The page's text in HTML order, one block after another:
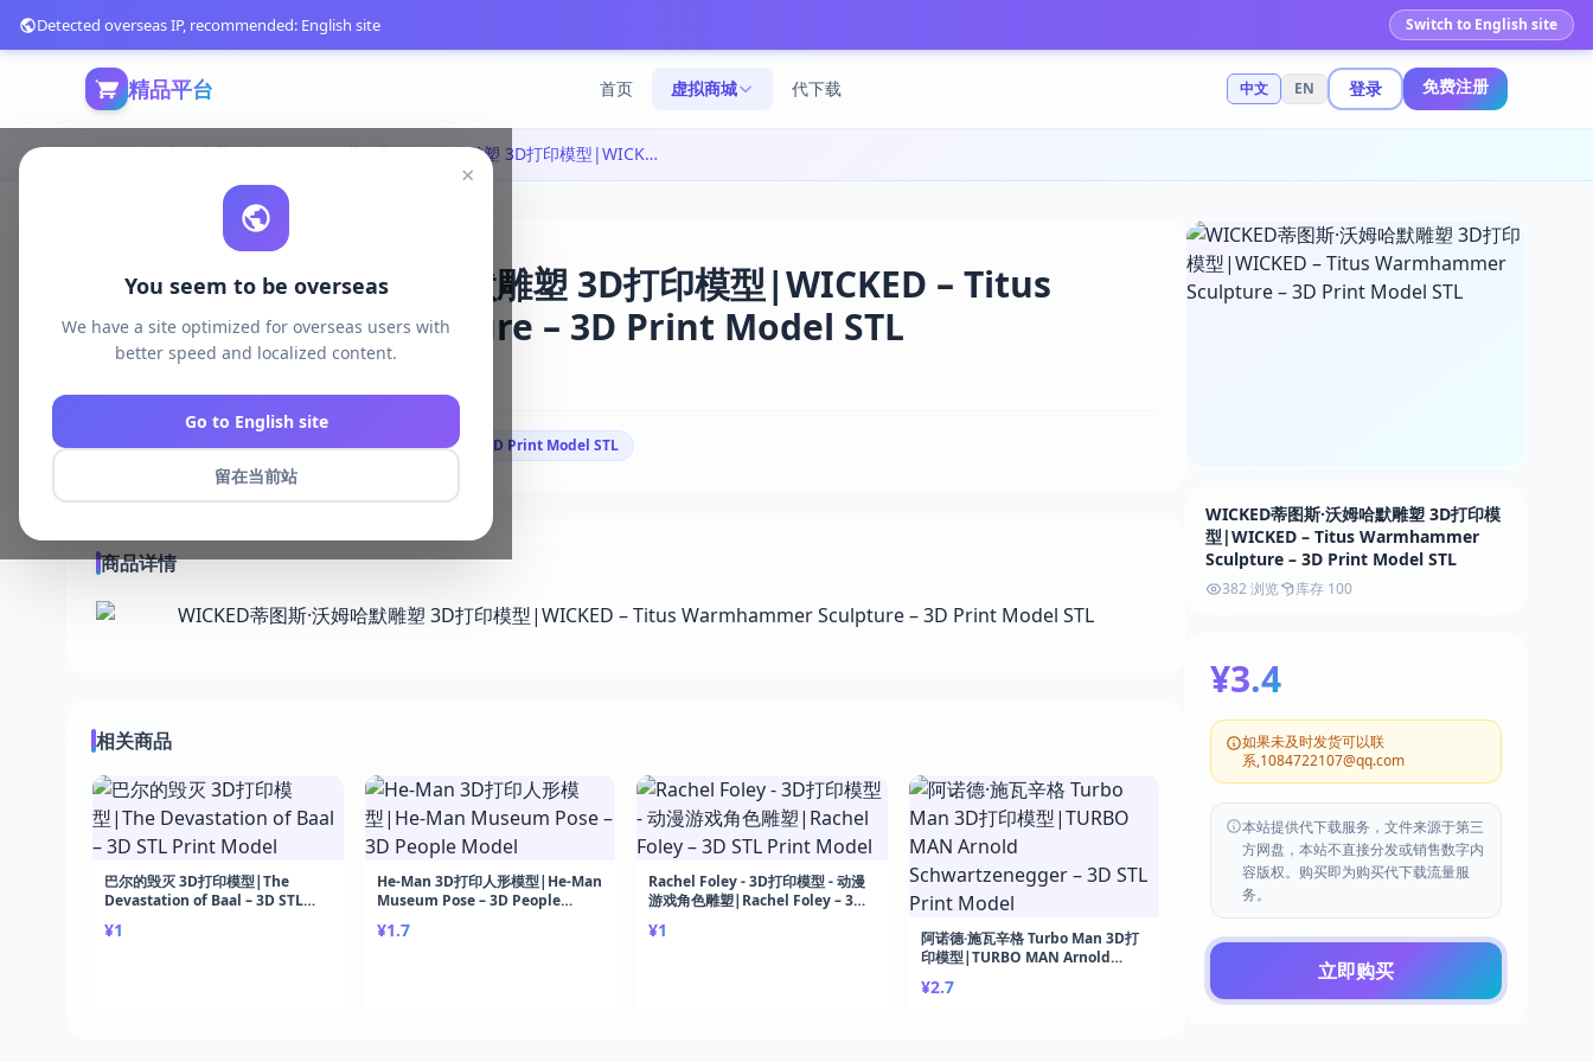
精品平台 首页 虚拟商城 代下载 中文 EN 登录 免费注册
Detected overseas IP, recommended: English site Switch to English site
×
You seem to be overseas
We have a site optimized for overseas users with
better speed and localized content.
Go to English site
留在当前站
首页 模型打印 电脑游戏 WICKED蒂图斯·沃姆哈默雕塑 3D打印模型|WICKED – Titus Warmhammer Sculpture – 3D Print Model STL
WICKED蒂图斯·沃姆哈默雕塑 3D打印模型|WICKED – Titus
Warmhammer Sculpture – 3D Print Model STL
# WICKED # Titus Warmhammer Sculpture # 3D Print Model STL
商品详情
相关商品
巴尔的毁灭 3D打印模型|The
Devastation of Baal – 3D STL
¥1
He-Man 3D打印人形模型|He-Man
Museum Pose – 3D People
¥1.7
Rachel Foley - 3D打印模型 - 动漫
游戏角色雕塑|Rachel Foley – 3D
¥1
阿诺德·施瓦辛格 Turbo Man 3D打
印模型|TURBO MAN Arnold
Model
¥2.7
WICKED蒂图斯·沃姆哈默雕塑 3D打印模
型|WICKED – Titus Warmhammer
Sculpture – 3D Print Model STL
382 浏览 库存 100
¥3.4
如果未及时发货可以联
系,1084722107@qq.com
本站提供代下载服务，文件来源于第三
方网盘，本站不直接分发或销售数字内
容版权。购买即为购买代下载流量服
务。
立即购买